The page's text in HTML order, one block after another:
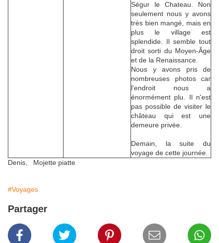
Ségur le Chateau. Non
seulement nous y avons
très bien mangé, mais en
plus le village est
splendide. Il semble tout
droit sorti du Moyen-Âge
et de la Renaissance.
Nous y avons pris de
nombreuses photos car
l'endroit nous a
énormément plu. Il n'est
pas possible de visiter le
château qui est une
demeure privée.
Demain, la suite du
voyage de cette journée.
Denis, Mojette piatte
#Voyages
Partager